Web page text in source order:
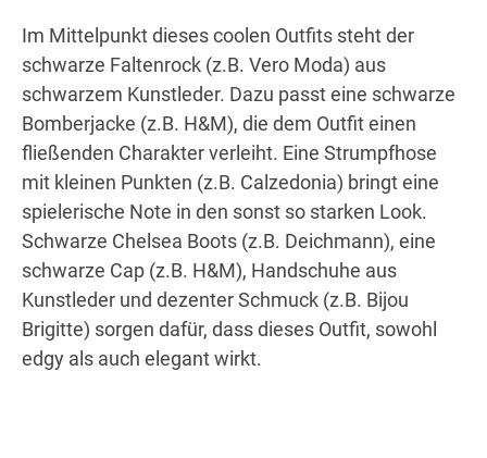
Im Mittelpunkt dieses coolen Outfits steht der
schwarze Faltenrock (z.B. Vero Moda) aus
schwarzem Kunstleder. Dazu passt eine schwarze
Bomberjacke (z.B. H&M), die dem Outfit einen
fließenden Charakter verleiht. Eine Strumpfhose
mit kleinen Punkten (z.B. Calzedonia) bringt eine
spielerische Note in den sonst so starken Look.
Schwarze Chelsea Boots (z.B. Deichmann), eine
schwarze Cap (z.B. H&M), Handschuhe aus
Kunstleder und dezenter Schmuck (z.B. Bijou
Brigitte) sorgen dafür, dass dieses Outfit, sowohl
edgy als auch elegant wirkt.